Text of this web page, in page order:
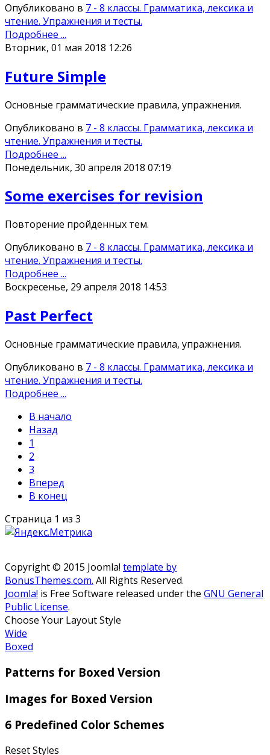
Опубликовано в 7 - 8 классы. Грамматика, лексика и
чтение. Упражнения и тесты.
Подробнее ...
Вторник, 01 мая 2018 12:26
Future Simple
Основные грамматические правила, упражнения.
Опубликовано в 7 - 8 классы. Грамматика, лексика и
чтение. Упражнения и тесты.
Подробнее ...
Понедельник, 30 апреля 2018 07:19
Some exercises for revision
Повторение пройденных тем.
Опубликовано в 7 - 8 классы. Грамматика, лексика и
чтение. Упражнения и тесты.
Подробнее ...
Воскресенье, 29 апреля 2018 14:53
Past Perfect
Основные грамматические правила, упражнения.
Опубликовано в 7 - 8 классы. Грамматика, лексика и
чтение. Упражнения и тесты.
Подробнее ...
В начало
Назад
1
2
3
Вперед
В конец
Страница 1 из 3
Copyright © 2015 Joomla! template by
BonusThemes.com. All Rights Reserved.
Joomla! is Free Software released under the GNU General
Public License.
Choose Your Layout Style
Wide
Boxed
Patterns for Boxed Version
Images for Boxed Version
6 Predefined Color Schemes
Reset Styles